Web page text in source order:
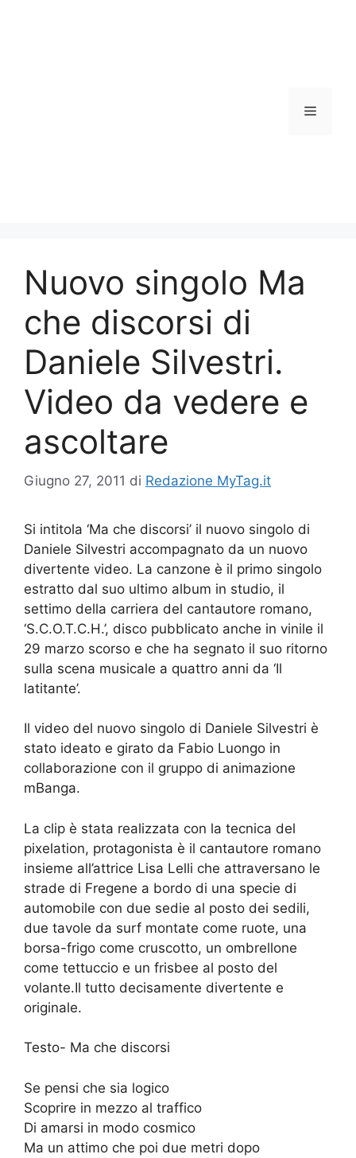
Menu
Nuovo singolo Ma
che discorsi di
Daniele Silvestri.
Video da vedere e
ascoltare
Giugno 27, 2011 di Redazione MyTag.it
Si intitola ‘Ma che discorsi’ il nuovo singolo di
Daniele Silvestri accompagnato da un nuovo
divertente video. La canzone è il primo singolo
estratto dal suo ultimo album in studio, il
settimo della carriera del cantautore romano,
‘S.C.O.T.C.H.’, disco pubblicato anche in vinile il
29 marzo scorso e che ha segnato il suo ritorno
sulla scena musicale a quattro anni da ‘Il
latitante’.
Il video del nuovo singolo di Daniele Silvestri è
stato ideato e girato da Fabio Luongo in
collaborazione con il gruppo di animazione
mBanga.
La clip è stata realizzata con la tecnica del
pixelation, protagonista è il cantautore romano
insieme all’attrice Lisa Lelli che attraversano le
strade di Fregene a bordo di una specie di
automobile con due sedie al posto dei sedili,
due tavole da surf montate come ruote, una
borsa-frigo come cruscotto, un ombrellone
come tettuccio e un frisbee al posto del
volante.Il tutto decisamente divertente e
originale.
Testo- Ma che discorsi
Se pensi che sia logico
Scoprire in mezzo al traffico
Di amarsi in modo cosmico
Ma un attimo che poi due metri dopo